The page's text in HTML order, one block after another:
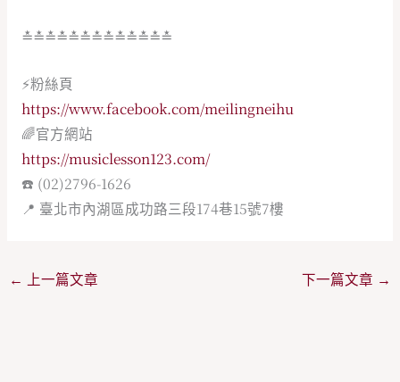
≛≛≛≛≛≛≛≛≛≛≛≛≛
⚡️粉絲頁
https://www.facebook.com/meilingneihu
🌈官方網站
https://musiclesson123.com/
☎️ (02)2796-1626
📍 臺北市內湖區成功路三段174巷15號7樓
← 上一篇文章 下一篇文章 →